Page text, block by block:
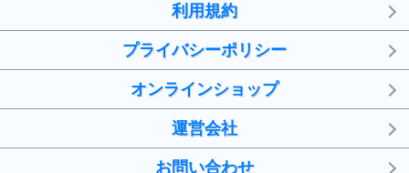
利用規約
プライバシーポリシー
オンラインショップ
運営会社
お問い合わせ